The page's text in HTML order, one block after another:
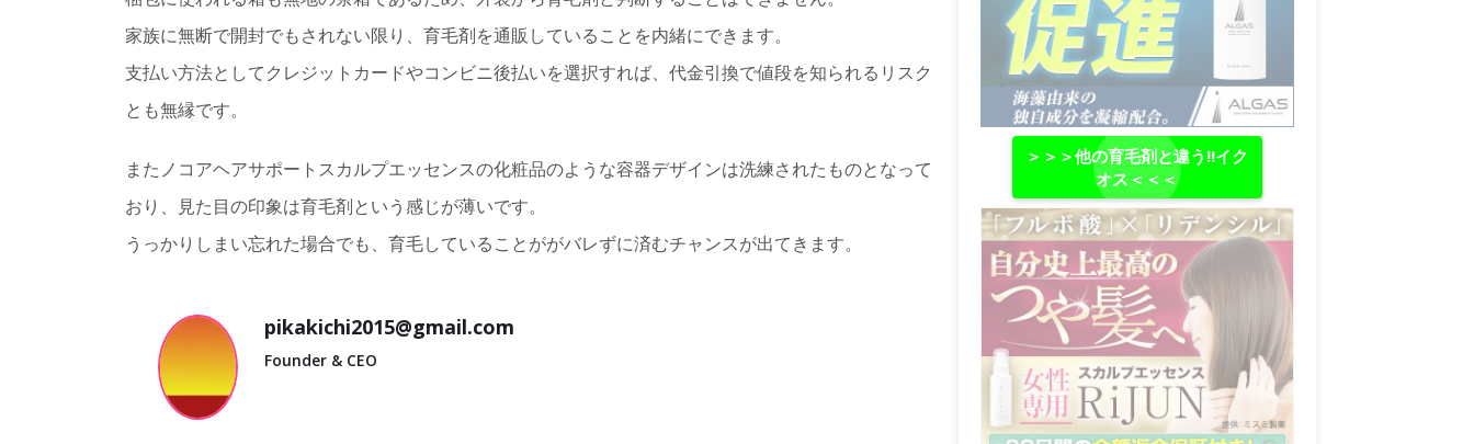
家族に無断で開封でもされない限り、育毛剤を通販していることを内緒にできます。
支払い方法としてクレジットカードやコンビニ後払いを選択すれば、代金引換で値段を知られるリスク
とも無縁です。
またノコアヘアサポートスカルプエッセンスの化粧品のような容器デザインは洗練されたものとなって
おり、見た目の印象は育毛剤という感じが薄いです。
うっかりしまい忘れた場合でも、育毛していることががバレずに済むチャンスが出てきます。
pikakichi2015@gmail.com
Founder & CEO
＞＞＞他の育毛剤と違う‼イク
オス＜＜＜